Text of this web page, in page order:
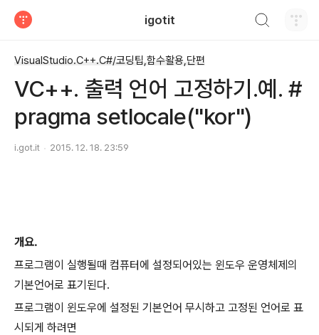
igotit
VisualStudio.C++.C#/코딩팁,함수활용,단편
VC++. 출력 언어 고정하기.예. #
pragma setlocale("kor")
i.got.it 2015. 12. 18. 23:59
개요.
프로그램이 실행될때 컴퓨터에 설정되어있는 윈도우 운영체제의
기본언어로 표기된다.
프로그램이 윈도우에 설정된 기본언어 무시하고 고정된 언어로 표
시되게 하려면